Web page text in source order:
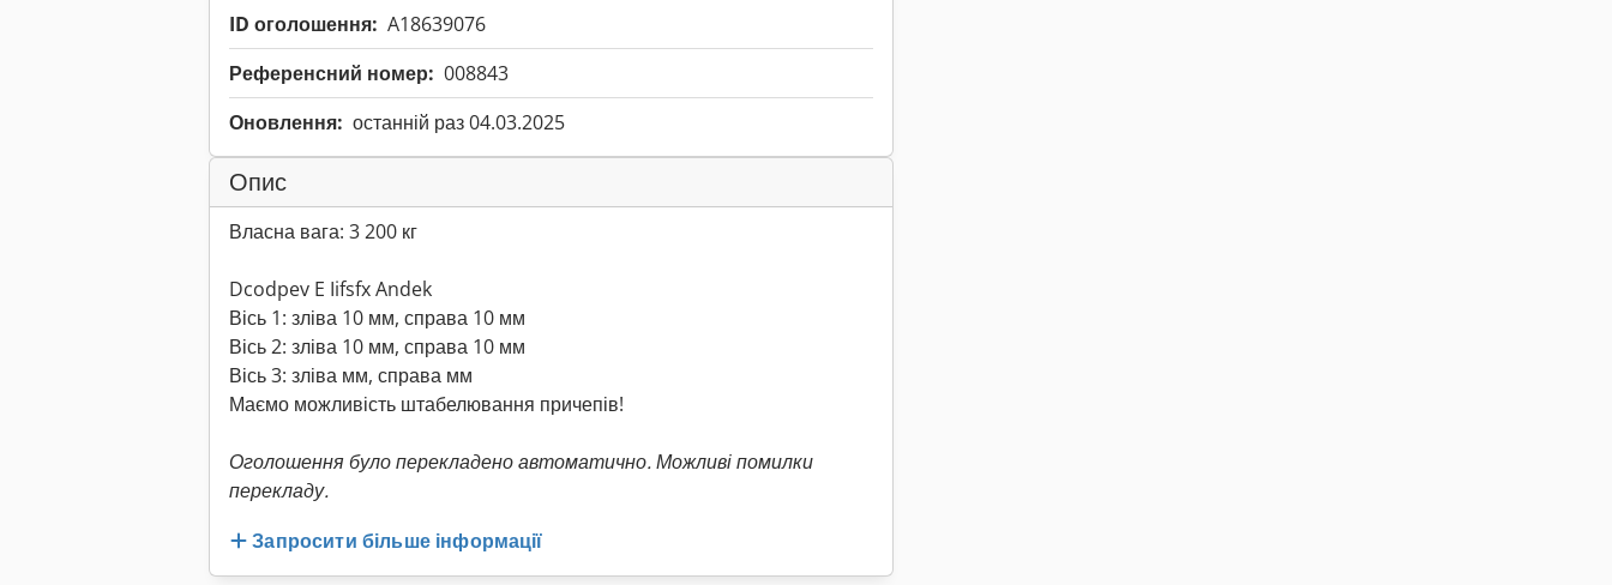
ID оголошення: A18639076
Референсний номер: 008843
Оновлення: останній раз 04.03.2025
Опис
Власна вага: 3 200 кг
Dcodpev E Iifsfx Andek
Вісь 1: зліва 10 мм, справа 10 мм
Вісь 2: зліва 10 мм, справа 10 мм
Вісь 3: зліва мм, справа мм
Маємо можливість штабелювання причепів!
Оголошення було перекладено автоматично. Можливі помилки
перекладу.
Запросити більше інформації